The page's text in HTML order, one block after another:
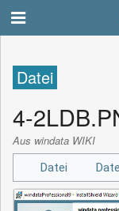
Datei
4-
Aus windata WIKI
Datei